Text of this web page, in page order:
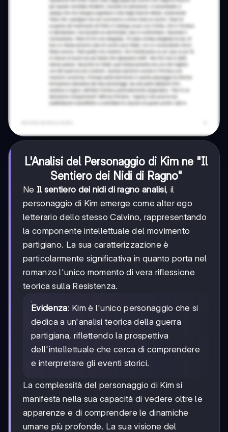
L'Analisi del Personaggio di Kim ne "Il
Sentiero dei Nidi di Ragno"
Ne Il sentiero dei nidi di ragno analisi, il
personaggio di Kim emerge come alter ego
letterario dello stesso Calvino, rappresentando
la componente intellettuale del movimento
partigiano. La sua caratterizzazione è
particolarmente significativa in quanto porta nel
romanzo l'unico momento di vera riflessione
teorica sulla Resistenza.
Evidenza: Kim è l'unico personaggio che si
dedica a un'analisi teorica della guerra
partigiana, riflettendo la prospettiva
dell'intellettuale che cerca di comprendere
e interpretare gli eventi storici.
La complessità del personaggio di Kim si
manifesta nella sua capacità di vedere oltre le
apparenze e di comprendere le dinamiche
umane più profonde. La sua visione del